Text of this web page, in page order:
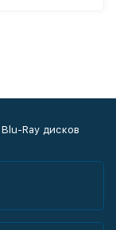
Ray дисков